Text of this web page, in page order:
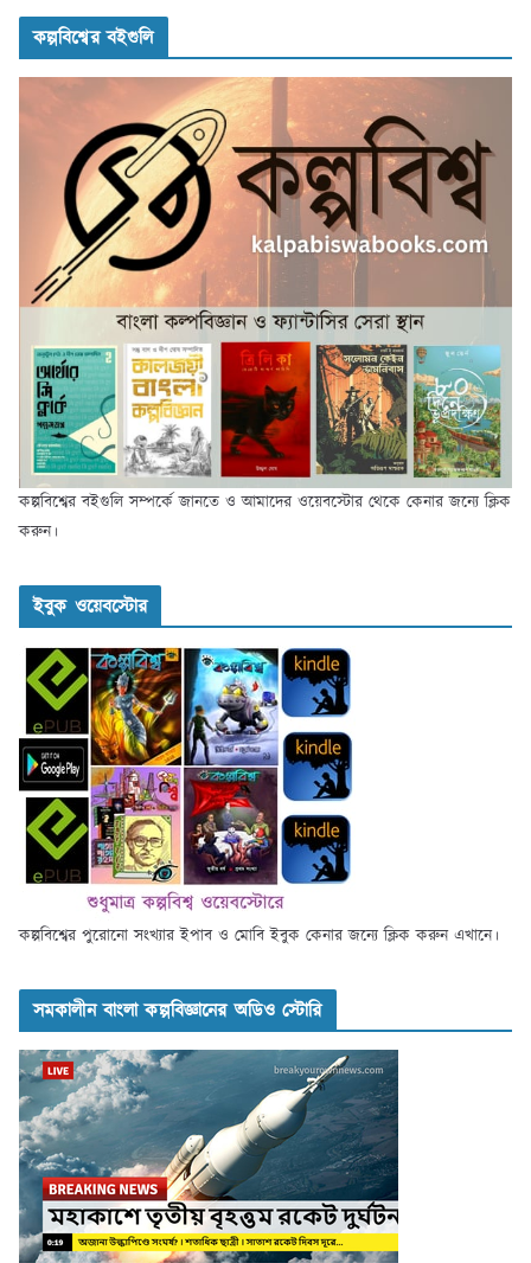
কল্পবিশ্বের বইগুলি
কল্পবিশ্বের বইগুলি সম্পর্কে জানতে ও আমাদের ওয়েবস্টোর থেকে কেনার জন্যে ক্লিক
করুন।
ইবুক ওয়েবস্টোর
কল্পবিশ্বের পুরোনো সংখ্যার ইপাব ও মোবি ইবুক কেনার জন্যে ক্লিক করুন এখানে।
সমকালীন বাংলা কল্পবিজ্ঞানের অডিও স্টোরি